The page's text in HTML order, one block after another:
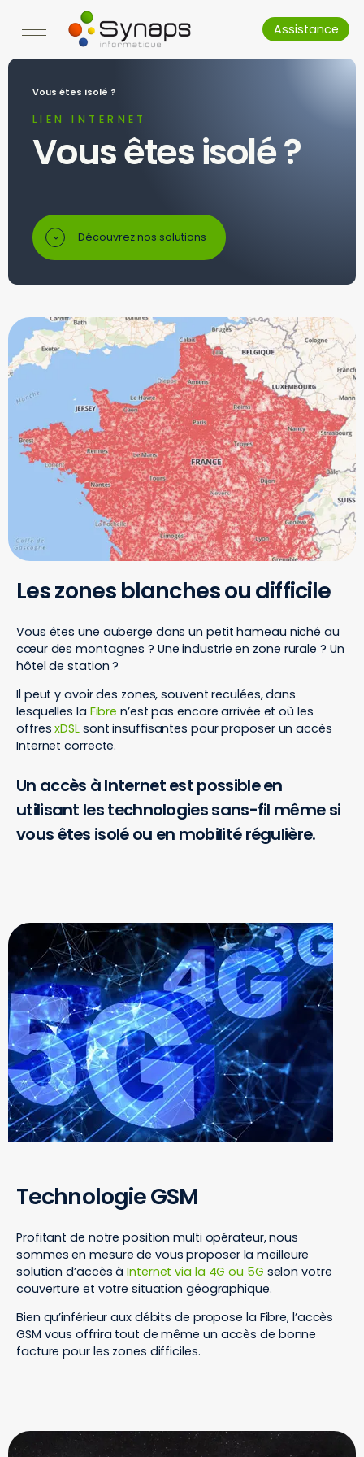
Assistance
Vous êtes isolé ?
LIEN INTERNET
Vous êtes isolé ?
> Découvrez nos solutions
Les zones blanches ou difficile
Vous êtes une auberge dans un petit hameau niché au
cœur des montagnes ? Une industrie en zone rurale ? Un
hôtel de station ?
Il peut y avoir des zones, souvent reculées, dans
lesquelles la Fibre n’est pas encore arrivée et où les
offresxDSLsont insuffisantes pour proposer un accès
Internet correcte.
Un accès à Internet est possible en
utilisant les technologies sans-fil même si
vous êtes isolé ou en mobilité régulière.
Technologie GSM
Profitant de notre position multi opérateur, nous
sommes en mesure de vous proposer la meilleure
solution d’accès àInternet via la 4G ou 5G selon votre
couverture et votre situation géographique.
Bien qu’inférieur aux débits de propose la Fibre, l’accès
GSM vous offrira tout de même un accès de bonne
facture pour les zones difficiles.